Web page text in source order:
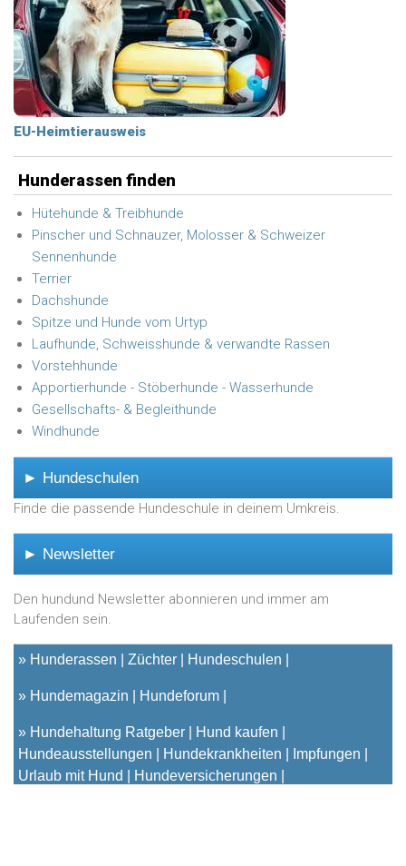
EU-Heimtierausweis
Hunderassen finden
Hütehunde & Treibhunde
Pinscher und Schnauzer, Molosser & Schweizer
Sennenhunde
Terrier
Dachshunde
Spitze und Hunde vom Urtyp
Laufhunde, Schweisshunde & verwandte Rassen
Vorstehhunde
Apportierhunde - Stöberhunde - Wasserhunde
Gesellschafts- & Begleithunde
Windhunde
► Hundeschulen
Finde die passende Hundeschule in deinem Umkreis.
► Newsletter
Den hundund Newsletter abonnieren und immer am
Laufenden sein.
» Hunderassen Züchter Hundeschulen
» Hundemagazin Hundeforum
» Hundehaltung Ratgeber
Hund kaufen
Hundeausstellungen
Hundekrankheiten
Impfungen
Urlaub mit Hund
Hundeversicherungen